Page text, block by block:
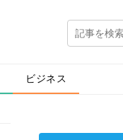
ビジネス